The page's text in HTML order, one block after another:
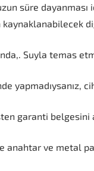
uzun süre
Suyla temas
yapmadıysanız,
garanti
anahtar ve metal